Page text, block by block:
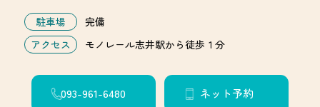
駐車場
完備
アクセス
モノレール志井駅から徒歩１分
093-961-6480 ネット予約